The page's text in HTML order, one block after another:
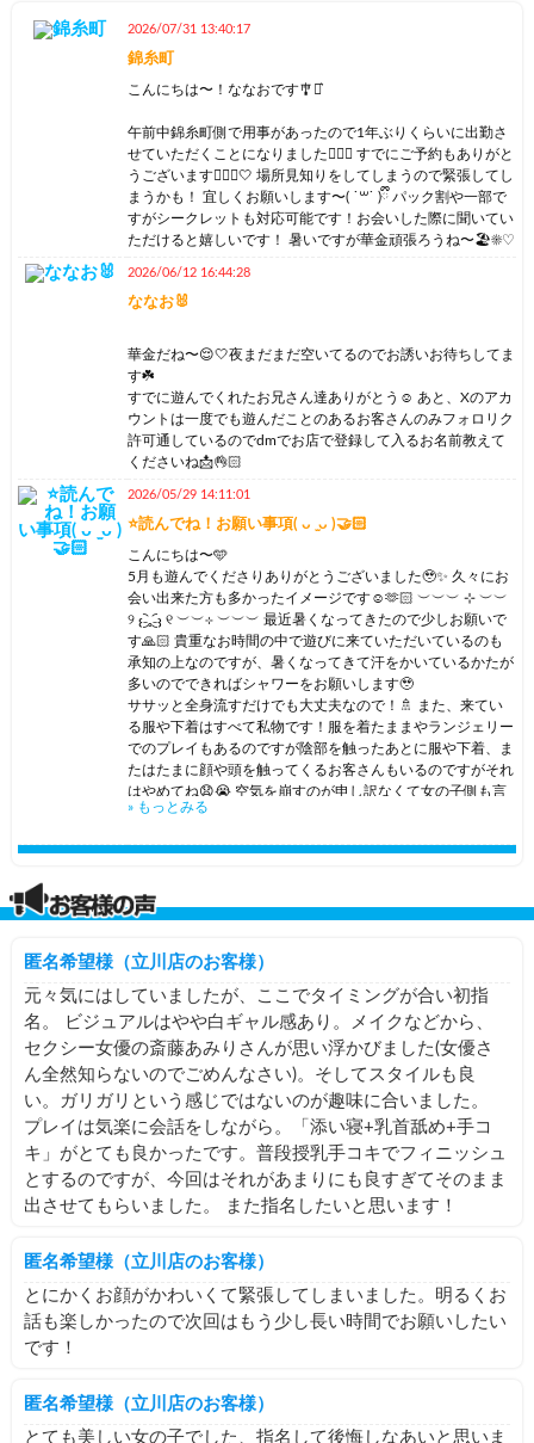
2026/07/31 13:40:17
錦糸町
こんにちは〜！ななおです🎐⋆͛
午前中錦糸町側で用事があったので1年ぶりくらいに出勤さ
せていただくことになりました🏃🏻‍♀️ すでにご予約もありがと
うございます🙇🏻‍♂️🤍 場所見知りをしてしまうので緊張してし
まうかも！ 宜しくお願いします〜( ˙꒳​˙ )ྀི パック割や一部で
すがシークレットも対応可能です！お会いした際に聞いてい
ただけると嬉しいです！ 暑いですが華金頑張ろうね〜🏖☀️♡
2026/06/12 16:44:28
ななお🐰
華金だね〜😌🤍夜まだまだ空いてるのでお誘いお待ちしてま
す☘️
すでに遊んでくれたお兄さん達ありがとう☺ あと、Xのアカ
ウントは一度でも遊んだことのあるお客さんのみフォロリク
許可通しているのでdmでお店で登録して入るお名前教えて
くださいね📩👌🏻
2026/05/29 14:11:01
⭐読んでね！お願い事項( ᴗ ̫ ᴗ )🤝🏻
こんにちは〜🩵
5月も遊んでくださりありがとうございました🥹✨ 久々にお
会い出来た方も多かったイメージです☺🫶🏻 ︶︶︶ ⊹ ︶︶
୨ 𐬆₋︨︡ₒ₋︧︠𐬢 ୧ ︶︶⊹ ︶︶︶ 最近暑くなってきたので少しお願いで
す🙏🏻 貴重なお時間の中で遊びに来ていただいているのも
承知の上なのですが、暑くなってきて汗をかいているかたが
多いのでできればシャワーをお願いします🥹
ササッと全身流すだけでも大丈夫なので！🚿 また、来てい
る服や下着はすべて私物です！服を着たままやランジェリー
でのプレイもあるのですが陰部を触ったあとに服や下着、ま
たはたまに顔や頭を触ってくるお客さんもいるのですがそれ
はやめてね😧😭 空気を崩すのが申し訳なくて女の子側も言
いにくいときがあります🙇🏻‍♂️ なので言われる前にだめなこと
︶︶⊹ ︶︶︶
こんなことを書きつつ、守ってくださる方が大半なので！引
き続きよろしくお願いします🤤🤍
私もスタートのお時間の方のときとかはシャワー浴びさせて
ください！って言うかもしれないです！
お互い気持ちよく遊びましょう( ᴗ ̫ ᴗ )🤝🏻🤍
6月もよろしくお願いします☺🩵
» もっとみる
匿名希望様（立川店のお客様）
元々気にはしていましたが、ここでタイミングが合い初指
名。 ビジュアルはやや白ギャル感あり。メイクなどから、
セクシー女優の斎藤あみりさんが思い浮かびました(女優さ
ん全然知らないのでごめんなさい)。そしてスタイルも良
い。ガリガリという感じではないのが趣味に合いました。
プレイは気楽に会話をしながら。「添い寝+乳首舐め+手コ
キ」がとても良かったです。普段授乳手コキでフィニッシュ
とするのですが、今回はそれがあまりにも良すぎてそのまま
出させてもらいました。 また指名したいと思います！
匿名希望様（立川店のお客様）
とにかくお顔がかわいくて緊張してしまいました。明るくお
話も楽しかったので次回はもう少し長い時間でお願いしたい
です！
匿名希望様（立川店のお客様）
とても美しい女の子でした、指名して後悔しなあいと思いま